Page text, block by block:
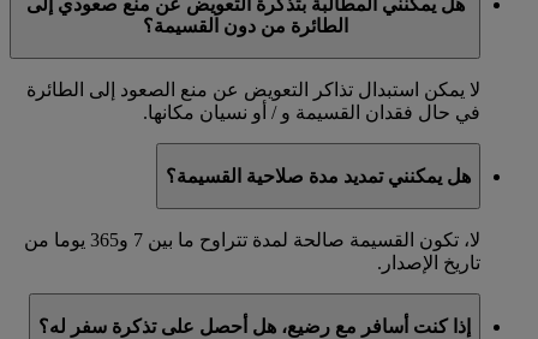
الطائرة من دون القسيمة؟
لا يمكن استبدال تذاكر التعويض عن منع الصعود إلى الطائرة
في حال فقدان القسيمة و / أو نسيان مكانها.
هل يمكنني تمديد مدة صلاحية القسيمة؟
لا، تكون القسيمة صالحة لمدة تتراوح ما بين 7 و365 يوما من
تاريخ الإصدار.
إذا كنت أسافر مع رضيع، هل أحصل على تذكرة سفر له؟